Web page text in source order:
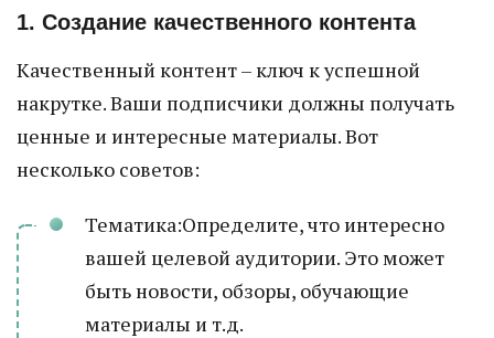
1. Создание качественного контента
Качественный контент – ключ к успешной
накрутке. Ваши подписчики должны получать
ценные и интересные материалы. Вот
несколько советов:
Тематика:Определите, что интересно
вашей целевой аудитории. Это может
быть новости, обзоры, обучающие
материалы и т.д.